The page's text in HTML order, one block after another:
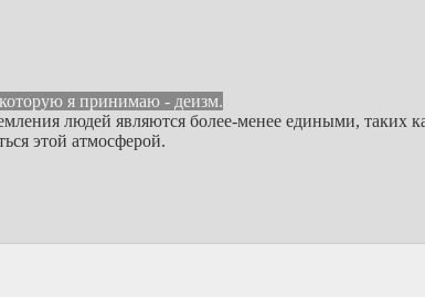
я принимаю - деизм.
людей являются более-менее едиными, таких
этой атмосферой.